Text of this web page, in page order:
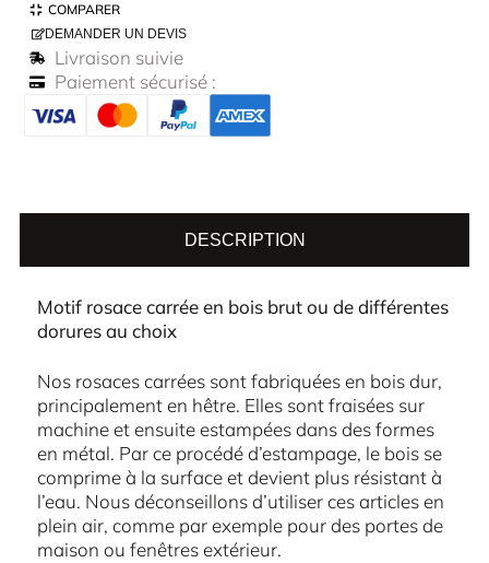
COMPARER
DEMANDER UN DEVIS
Livraison suivie
Paiement sécurisé :
DESCRIPTION
Motif rosace carrée en bois brut ou de différentes
dorures au choix
Nos rosaces carrées sont fabriquées en bois dur,
principalement en hêtre. Elles sont fraisées sur
machine et ensuite estampées dans des formes
en métal. Par ce procédé d’estampage, le bois se
comprime à la surface et devient plus résistant à
l’eau. Nous déconseillons d’utiliser ces articles en
plein air, comme par exemple pour des portes de
maison ou fenêtres extérieur.